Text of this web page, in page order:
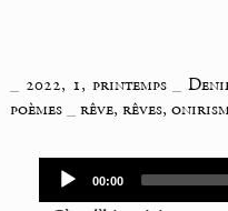
2022, 1, printemps_
poèmes_ rêve, rêves,
Audio
Player
Current
00:00